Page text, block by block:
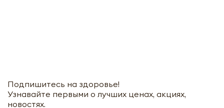
Подпишитесь на здоровье!
Узнавайте первыми о лучших ценах, акциях,
новостях.